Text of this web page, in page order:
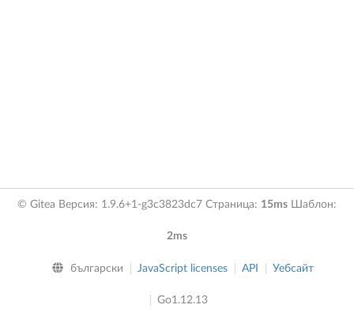
© Gitea Версия: 1.9.6+1-g3c3823dc7 Страница: 15ms Шаблон:
2ms
български JavaScript licenses API Уебсайт
Go1.12.13